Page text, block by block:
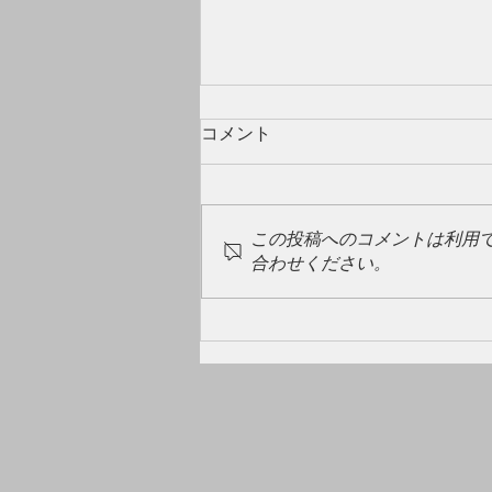
GW明け🎏ペイアウト率UPし
コメント
この投稿へのコメントは利用
合わせください。